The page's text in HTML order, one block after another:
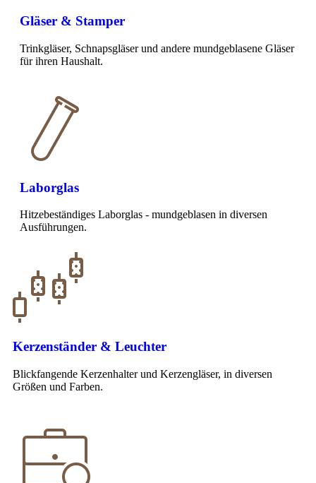
Gläser & Stamper
Trinkgläser, Schnapsgläser und andere mundgeblasene Gläser
für ihren Haushalt.
Laborglas
Hitzebeständiges Laborglas - mundgeblasen in diversen
Ausführungen.
Kerzenständer & Leuchter
Blickfangende Kerzenhalter und Kerzengläser, in diversen
Größen und Farben.